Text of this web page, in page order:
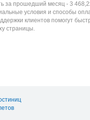
за прошедший месяц - 3
условия и способы
клиентов помогут
страницы.